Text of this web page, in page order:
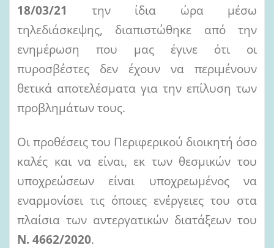
18/03/21
την ίδια ώρα μέσω
τηλεδιάσκεψης, διαπιστώθηκε από την
ενημέρωση που μας έγινε ότι οι
πυροσβέστες δεν έχουν να περιμένουν
θετικά αποτελέσματα για την επίλυση των
προβλημάτων τους.
Οι προθέσεις του Περιφερικού διοικητή όσο
καλές και να είναι, εκ των θεσμικών του
υποχρεώσεων είναι υποχρεωμένος να
εναρμονίσει τις όποιες ενέργειες του στα
πλαίσια των αντεργατικών διατάξεων του
Ν. 4662/2020.